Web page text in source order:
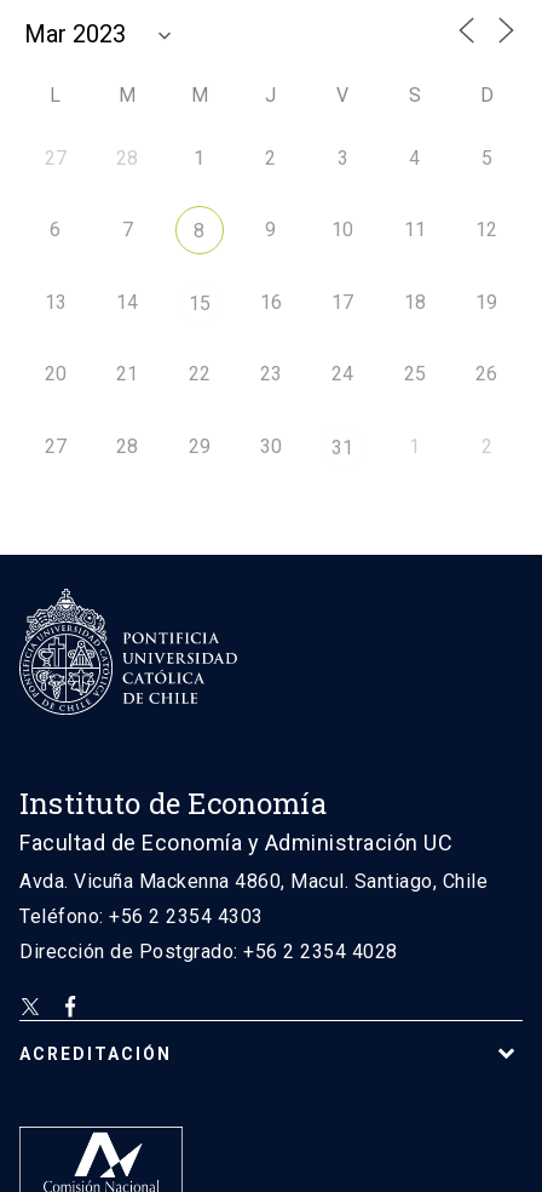
L M M J V S D
27 28 1 2 3 4 5
6 7 8 9 10 11 12
13 14 15 16 17 18 19
20 21 22 23 24 25 26
27 28 29 30 31 1 2
Instituto de Economía
Facultad de Economía y Administración UC
Avda. Vicuña Mackenna 4860, Macul. Santiago, Chile
Teléfono: +56 2 2354 4303
Dirección de Postgrado: +56 2 2354 4028
ACREDITACIÓN